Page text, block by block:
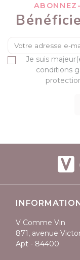
Je suis
conditions
V Comme Vin
871, avenue
Apt - 84400